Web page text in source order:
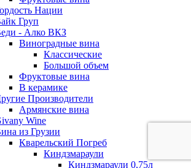
Нации
Груп
- Алко ВКЗ
Виноградные вина
Классические
Большой объем
Фруктовые вина
В керамике
Производители
Армянские вина
Wine
из Грузии
Кварельский Погреб
Киндзмараули
Киндзмараули 0,75л